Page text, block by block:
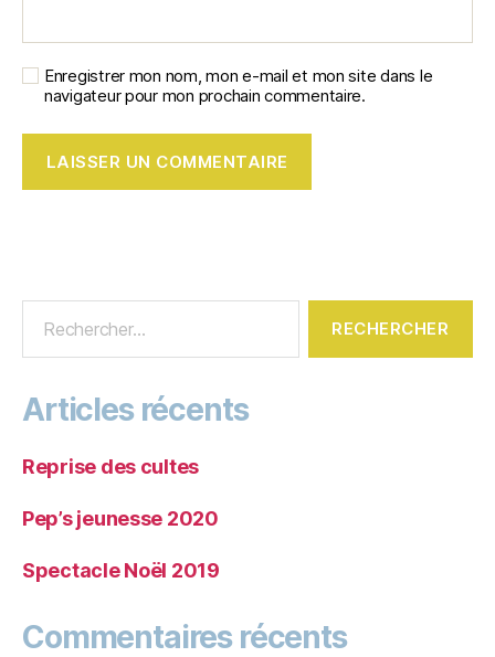
Enregistrer mon nom, mon e-mail et mon site dans le
navigateur pour mon prochain commentaire.
Articles récents
Reprise des cultes
Pep’s jeunesse 2020
Spectacle Noël 2019
Commentaires récents